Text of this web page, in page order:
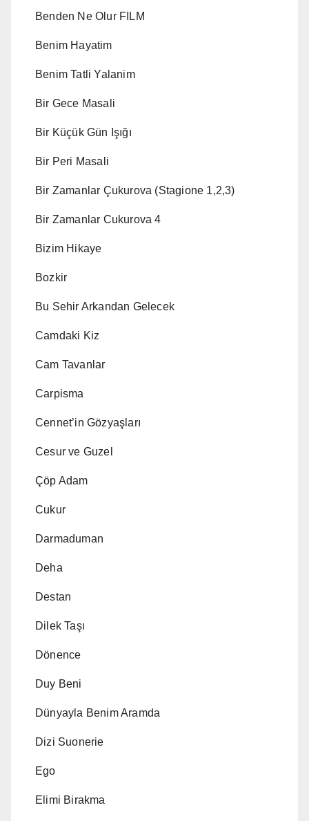
Benden Ne Olur FILM
Benim Hayatim
Benim Tatli Yalanim
Bir Gece Masali
Bir Küçük Gün Işığı
Bir Peri Masali
Bir Zamanlar Çukurova (Stagione 1,2,3)
Bir Zamanlar Cukurova 4
Bizim Hikaye
Bozkir
Bu Sehir Arkandan Gelecek
Camdaki Kiz
Cam Tavanlar
Carpisma
Cennet’in Gözyaşları
Cesur ve Guzel
Çöp Adam
Cukur
Darmaduman
Deha
Destan
Dilek Taşı
Dönence
Duy Beni
Dünyayla Benim Aramda
Dizi Suonerie
Ego
Elimi Birakma